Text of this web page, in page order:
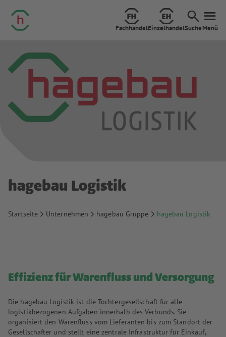
FachhandelEinzelhandelSucheMenü
hagebau Logistik
Startseite Unternehmen hagebau Gruppe hagebau Logistik
Effizienz für Warenfluss und Versorgung
Die hagebau Logistik ist die Tochtergesellschaft für alle
logistikbezogenen Aufgaben innerhalb des Verbunds. Sie
organisiert den Warenfluss vom Lieferanten bis zum Standort der
Gesellschafter und stellt eine zentrale Infrastruktur für Einkauf,